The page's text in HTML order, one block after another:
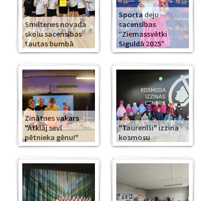
Smiltenes novada
skolu sacensības
tautas bumbā
Sporta deju
sacensības
“Ziemassvētki
Siguldā 2025”
Zinātnes vakars
"Atklāj sevī
pētnieka gēnu!"
"Taurenīši" izzina
kosmosu